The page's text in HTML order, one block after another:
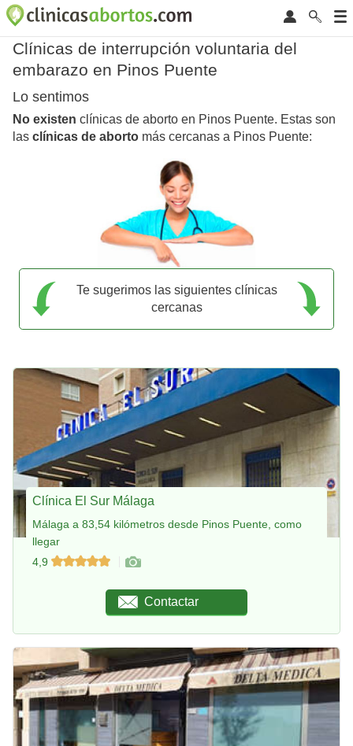
Clínicas de interrupción voluntaria del
embarazo en Pinos Puente
Lo sentimos
No existen clínicas de aborto en Pinos Puente. Estas son
las clínicas de aborto más cercanas a Pinos Puente:
Te sugerimos las siguientes clínicas
cercanas
Clínica El Sur Málaga
Málaga a 83,54 kilómetros desde Pinos Puente, como
llegar
4,9
Contactar